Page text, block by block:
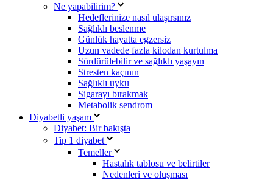
Ne yapabilirim?
Hedeflerinize nasıl ulaşırsınız
Sağlıklı beslenme
Günlük hayatta egzersiz
Uzun vadede fazla kilodan kurtulma
Sürdürülebilir ve sağlıklı yaşayın
Stresten kaçının
Sağlıklı uyku
Sigarayı bırakmak
Metabolik sendrom
Diyabetli yaşam
Diyabet: Bir bakışta
Tip 1 diyabet
Temeller
Hastalık tablosu ve belirtiler
Nedenleri ve oluşması